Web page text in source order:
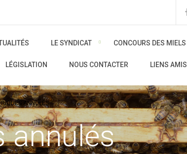
LE SYNDICAT CONCOURS DES MIELS
LÉGISLATION NOUS CONTACTER LIENS AMIS
ANNULÉS
annulés